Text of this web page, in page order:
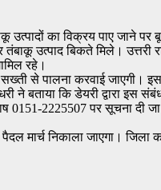
का विक्रय पाए जाने पर
उत्पाद बिकते मिले।
रहे।
से पालना करवाई जाएगी।
बताया कि डेयरी द्वारा इस
2225507 पर सूचना दी
मार्च निकाला जाएगा।